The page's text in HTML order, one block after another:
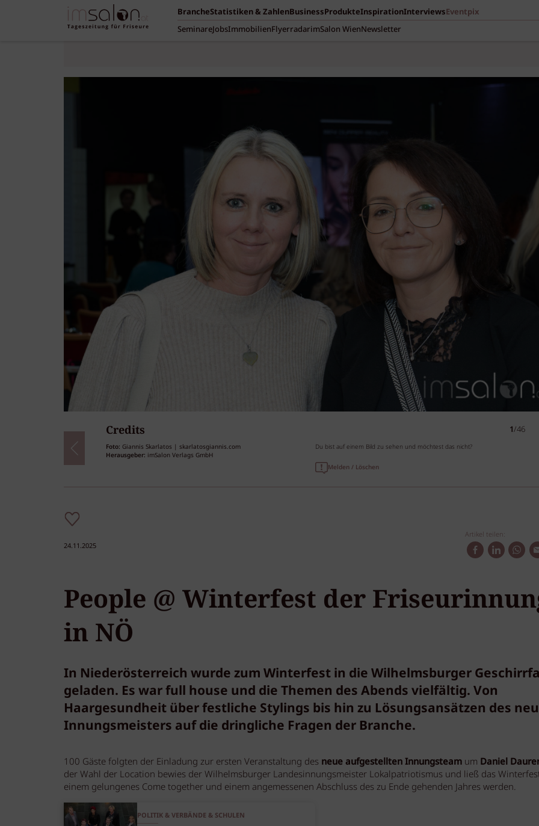
BrancheStatistiken & ZahlenBusinessProdukteInspirationInterviewsEventpix
SeminareJobsImmobilienFlyerradarimSalon WienNewsletter
Credits 1/46
Foto: Giannis Skarlatos | skarlatosgiannis.com
Herausgeber: imSalon Verlags GmbH
Du bist auf einem Bild zu sehen und möchtest das nicht?
Melden / Löschen
24.11.2025
Artikel teilen:
People @ Winterfest der
in NÖ
In Niederösterreich wurde zum Winterfest in die Wilhelmsburger
geladen. Es war full house und die Themen des Abends vielfältig. Von
Haargesundheit über festliche Stylings bis hin zu Lösungsansätzen des
Innungsmeisters auf die dringliche Fragen der Branche.
100 Gäste folgten der Einladung zur ersten Veranstaltung des neue aufgestellten Innungsteam um Daniel
der Wahl der Location bewies der Wilhelmsburger Landesinnungsmeister Lokalpatriotismus und ließ das
einem gelungenes Come together und einem angemessenen Abschluss des zu Ende gehenden Jahres werden.
POLITIK & VERBÄNDE & SCHULEN